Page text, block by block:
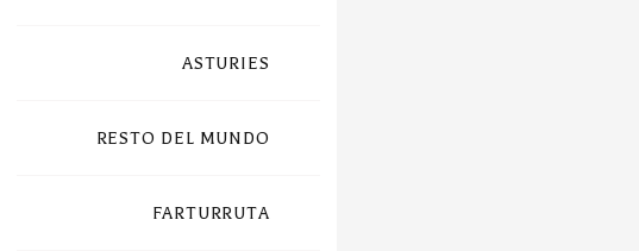
ASTURIES
RESTO DEL MUNDO
FARTURRUTA